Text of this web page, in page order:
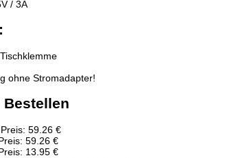
/ 3A
ohne Stromadapter!
59.26 €
59.26 €
13.95 €